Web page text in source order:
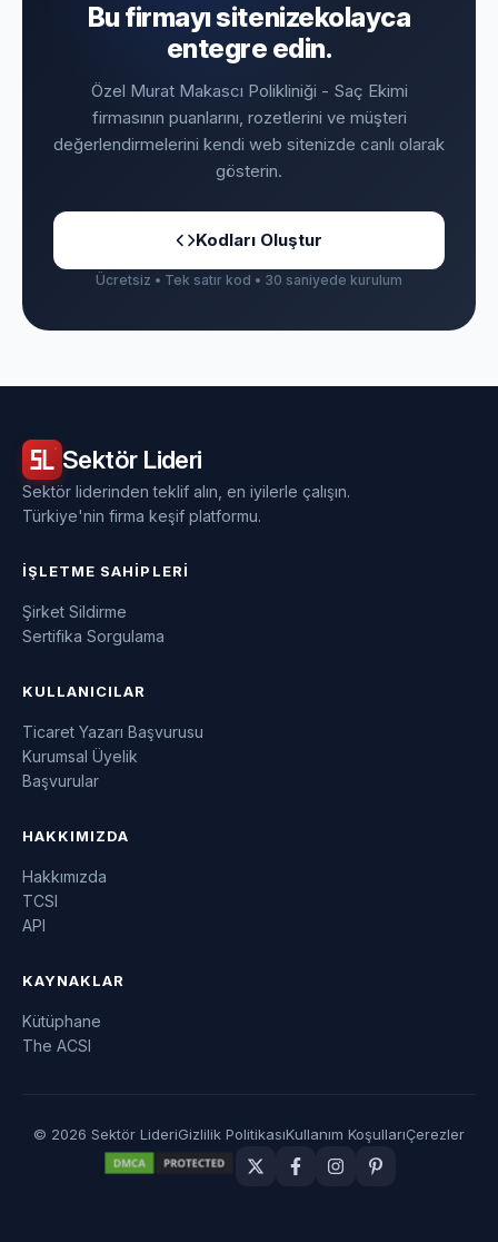
Bu firmayı sitenizekolayca
entegre edin.
Özel Murat Makascı Polikliniği - Saç Ekimi
firmasının puanlarını, rozetlerini ve müşteri
değerlendirmelerini kendi web sitenizde canlı olarak
gösterin.
Kodları Oluştur
Ücretsiz • Tek satır kod • 30 saniyede kurulum
Sektör Lideri
Sektör liderinden teklif alın, en iyilerle çalışın.
Türkiye'nin firma keşif platformu.
İŞLETME SAHIPLERI
Şirket Sildirme
Sertifika Sorgulama
KULLANICILAR
Ticaret Yazarı Başvurusu
Kurumsal Üyelik
Başvurular
HAKKIMIZDA
Hakkımızda
TCSI
API
KAYNAKLAR
Kütüphane
The ACSI
© 2026 Sektör LideriGizlilik PolitikasıKullanım KoşullarıÇerezler